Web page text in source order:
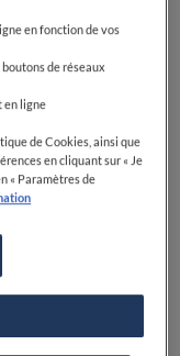
) dans le
du projet
les conflits),
aux restaurants
car ils sont une
et de
café et le
les plantations",
en fonction de vos
de réseaux
en ligne
de Cookies, ainsi que
en cliquant sur « Je
« Paramètres de